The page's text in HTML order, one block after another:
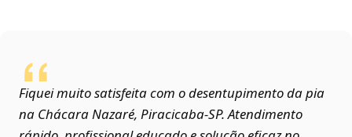
Fiquei muito satisfeita com o desentupimento da pia
na Chácara Nazaré, Piracicaba‑SP. Atendimento